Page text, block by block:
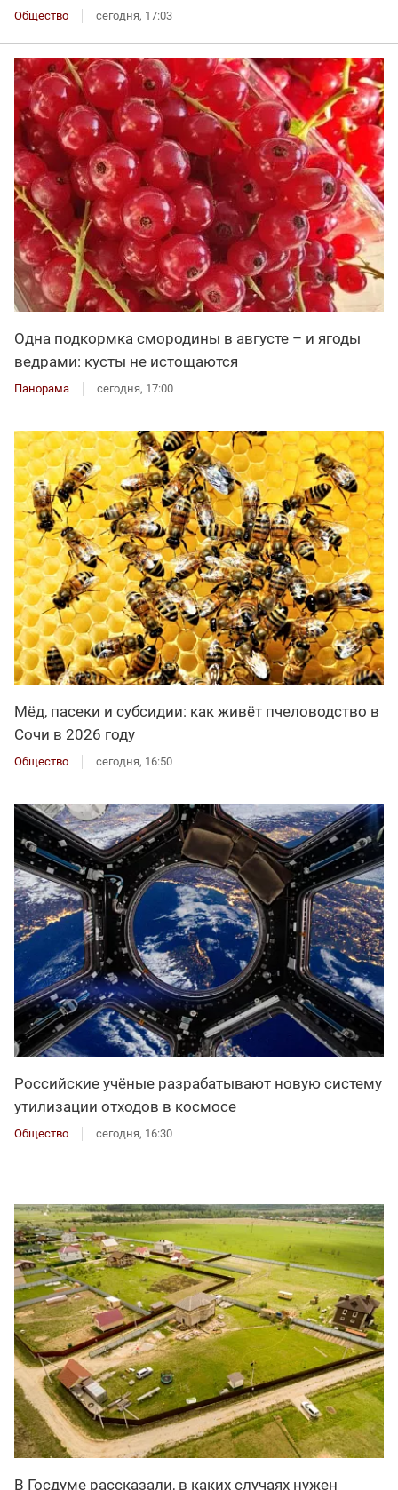
Общество сегодня, 17:03
Одна подкормка смородины в августе – и ягоды
ведрами: кусты не истощаются
Панорама сегодня, 17:00
Мёд, пасеки и субсидии: как живёт пчеловодство в
Сочи в 2026 году
Общество сегодня, 16:50
Российские учёные разрабатывают новую систему
утилизации отходов в космосе
Общество сегодня, 16:30
В Госдуме рассказали, в каких случаях нужен